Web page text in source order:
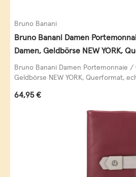
Bruno Banani
Bruno Banani Damen
Damen, Geldbörse NEW YORK,
schwarz
Bruno Banani Damen Portemonnaie /
Geldbörse NEW YORK, Querformat,
Regulärer Preis:
64,95 €